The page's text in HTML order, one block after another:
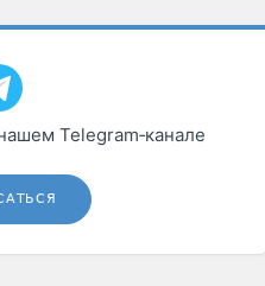
Telegram‑канале